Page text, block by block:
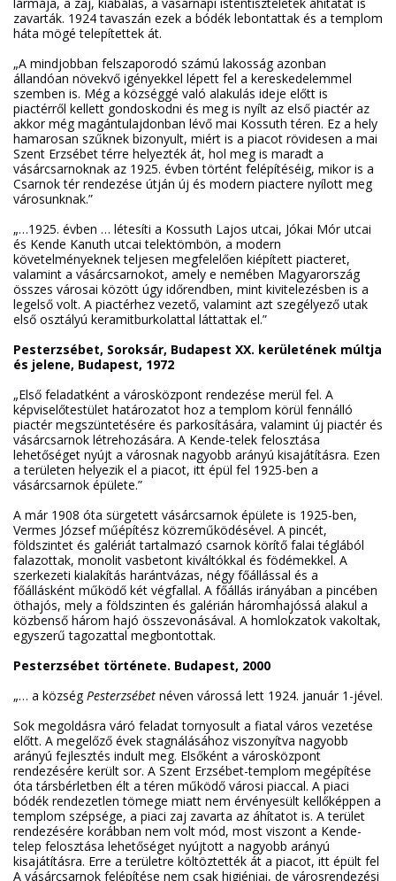
zavarták. 1924 tavaszán ezek a bódék lebontattak és a templom
háta mögé telepítettek át.
„A mindjobban felszaporodó számú lakosság azonban
állandóan növekvő igényekkel lépett fel a kereskedelemmel
szemben is. Még a községgé való alakulás ideje előtt is
piactérről kellett gondoskodni és meg is nyílt az első piactér az
akkor még magántulajdonban lévő mai Kossuth téren. Ez a hely
hamarosan szűknek bizonyult, miért is a piacot rövidesen a mai
Szent Erzsébet térre helyezték át, hol meg is maradt a
vásárcsarnoknak az 1925. évben történt felépítéséig, mikor is a
Csarnok tér rendezése útján új és modern piactere nyílott meg
városunknak.”
„…1925. évben … létesíti a Kossuth Lajos utcai, Jókai Mór utcai
és Kende Kanuth utcai telektömbön, a modern
követelményeknek teljesen megfelelően kiépített piacteret,
valamint a vásárcsarnokot, amely e nemében Magyarország
összes városai között úgy időrendben, mint kivitelezésben is a
legelső volt. A piactérhez vezető, valamint azt szegélyező utak
első osztályú keramitburkolattal láttattak el.”
Pesterzsébet, Soroksár, Budapest XX. kerületének múltja
és jelene, Budapest, 1972
„Első feladatként a városközpont rendezése merül fel. A
képviselőtestület határozatot hoz a templom körül fennálló
piactér megszüntetésére és parkosítására, valamint új piactér és
vásárcsarnok létrehozására. A Kende-telek felosztása
lehetőséget nyújt a városnak nagyobb arányú kisajátításra. Ezen
a területen helyezik el a piacot, itt épül fel 1925-ben a
vásárcsarnok épülete.”
A már 1908 óta sürgetett vásárcsarnok épülete is 1925-ben,
Vermes József műépítész közreműködésével. A pincét,
földszintet és galériát tartalmazó csarnok körítő falai téglából
falazottak, monolit vasbetont kiváltókkal és födémekkel. A
szerkezeti kialakítás harántvázas, négy főállással és a
főállásként működő két végfallal. A főállás irányában a pincében
öthajós, mely a földszinten és galérián háromhajóssá alakul a
közbenső három hajó összevonásával. A homlokzatok vakoltak,
egyszerű tagozattal megbontottak.
Pesterzsébet története. Budapest, 2000
„… a község Pesterzsébet néven várossá lett 1924. január 1-jével.
Sok megoldásra váró feladat tornyosult a fiatal város vezetése
előtt. A megelőző évek stagnálásához viszonyítva nagyobb
arányú fejlesztés indult meg. Elsőként a városközpont
rendezésére került sor. A Szent Erzsébet-templom megépítése
óta társbérletben élt a téren működő városi piaccal. A piaci
bódék rendezetlen tömege miatt nem érvényesült kellőképpen a
templom szépsége, a piaci zaj zavarta az áhítatot is. A terület
rendezésére korábban nem volt mód, most viszont a Kende-
telep felosztása lehetőséget nyújtott a nagyobb arányú
kisajátításra. Erre a területre költöztették át a piacot, itt épült fel
A vásárcsarnok felépítése nem csak higiéniai, de városrendezési